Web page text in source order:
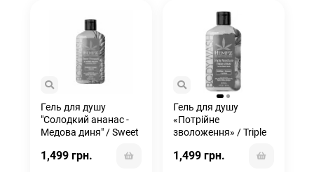
Гель для душу
"Солодкий ананас -
Медова диня" / Sweet
Melon
1,499 грн.
Гель для душу
«Потрійне
зволоження» / Triple
Body Wash
1,499 грн.